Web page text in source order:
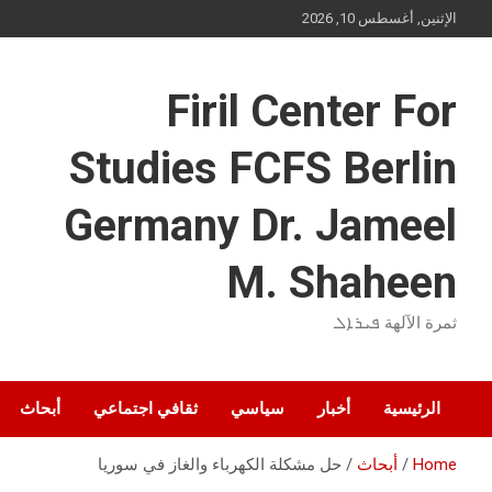
to
الإثنين, أغسطس 10, 2026
Firil Center For
Studies FCFS Berlin
Germany Dr. Jameel
M. Shaheen
ثمرة الآلهة ܦܝܪܐܠ
الرئيسية أخبار سياسي ثقافي اجتماعي أبحاث
Home أبحاث حل مشكلة الكهرباء والغاز في سوريا